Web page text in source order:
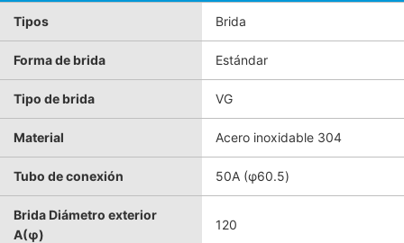
Tipos Brida
Forma de brida Estándar
Tipo de brida VG
Material Acero inoxidable 304
Tubo de conexión 50A (φ60.5)
Brida Diámetro exterior
A(φ)
120